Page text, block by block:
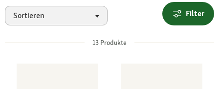
Sortieren Filter
13 Produkte